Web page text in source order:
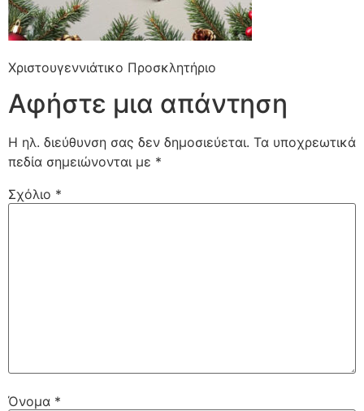
Χριστουγεννιάτικο Προσκλητήριο
Αφήστε μια απάντηση
Η ηλ. διεύθυνση σας δεν δημοσιεύεται. Τα υποχρεωτικά
πεδία σημειώνονται με *
Σχόλιο *
Όνομα *